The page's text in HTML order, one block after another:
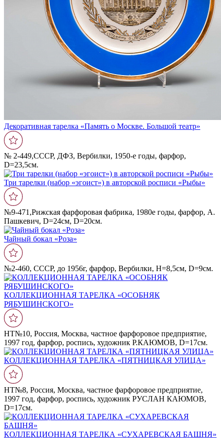
Декоративная тарелка «Память о Москве. Большой театр»
№ 2-449,СССР, ДФЗ, Вербилки, 1950-е годы, фарфор,
D=23,5cм.
Три тарелки (набор «эгоист») в авторской росписи «Рыбы»
№9-471,Рижская фарфоровая фабрика, 1980е годы, фарфор, А.
Пашкевич, D=24см, D=20см.
Чайный бокал «Роза»
№2-460, СССР, до 1956г, фарфор, Вербилки, Н=8,5см, D=9см.
КОЛЛЕКЦИОННАЯ ТАРЕЛКА «ОСОБНЯК
РЯБУШИНСКОГО»
НТ№10, Россия, Москва, частное фарфоровое предприятие,
1997 год, фарфор, роспись, художник Р.КАЮМОВ, D=17cм.
КОЛЛЕКЦИОННАЯ ТАРЕЛКА «ПЯТНИЦКАЯ УЛИЦА»
НТ№8, Россия, Москва, частное фарфоровое предприятие,
1997 год, фарфор, роспись, художник РУСЛАН КАЮМОВ,
D=17cм.
КОЛЛЕКЦИОННАЯ ТАРЕЛКА «СУХАРЕВСКАЯ БАШНЯ»